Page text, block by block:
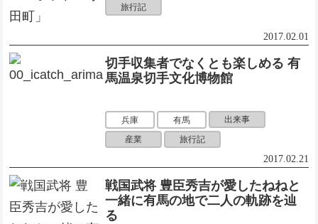
旅行記
2017.02.01
切手収集者でなくとも楽しめる 有
馬温泉切手文化博物館
兵庫 有馬
出来事
産業
旅行記
2017.02.21
戦国武将 豊臣秀吉が愛したねねと
一緒に有馬の地で二人の軌跡を辿
る